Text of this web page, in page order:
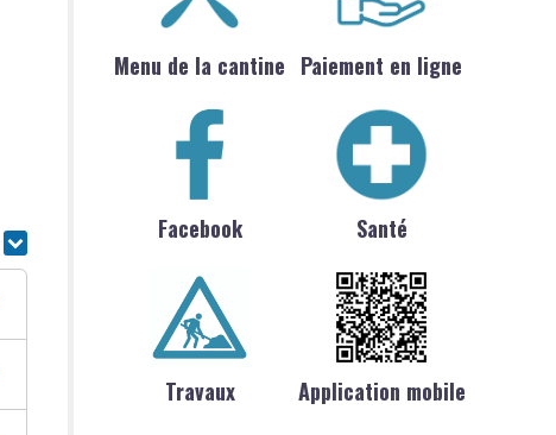
Menu de la cantine Paiement en ligne
Facebook Santé
Travaux Application mobile